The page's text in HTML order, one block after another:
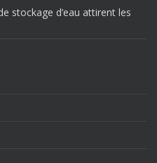
stockage d’eau attirent les